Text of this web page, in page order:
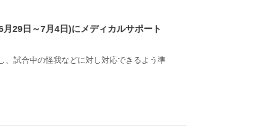
29日～7月4日)にメディカルサポート
、試合中の怪我などに対し対応できるよう準